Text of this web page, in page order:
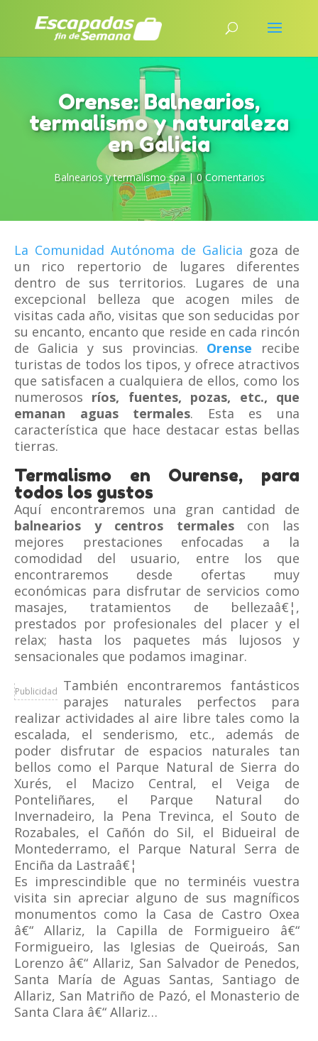
Orense: Balnearios,
termalismo y naturaleza
en Galicia
Balnearios y termalismo spa|0 Comentarios
La Comunidad Autónoma de Galicia goza de
un rico repertorio de lugares diferentes
dentro de sus territorios. Lugares de una
excepcional belleza que acogen miles de
visitas cada año, visitas que son seducidas por
su encanto, encanto que reside en cada rincón
de Galicia y sus provincias. Orense recibe
turistas de todos los tipos, y ofrece atractivos
que satisfacen a cualquiera de ellos, como los
numerosos ríos, fuentes, pozas, etc., que
emanan aguas termales. Esta es una
característica que hace destacar estas bellas
tierras.
Termalismo en Ourense, para
todos los gustos
Aquí encontraremos una gran cantidad de
balnearios y centros termales con las
mejores prestaciones enfocadas a la
comodidad del usuario, entre los que
encontraremos desde ofertas muy
económicas para disfrutar de servicios como
masajes, tratamientos de bellezaâ€¦,
prestados por profesionales del placer y el
relax; hasta los paquetes más lujosos y
sensacionales que podamos imaginar.
Publicidad También encontraremos fantásticos
parajes naturales perfectos para
realizar actividades al aire libre tales como la
escalada, el senderismo, etc., además de
poder disfrutar de espacios naturales tan
bellos como el Parque Natural de Sierra do
Xurés, el Macizo Central, el Veiga de
Ponteliñares, el Parque Natural do
Invernadeiro, la Pena Trevinca, el Souto de
Rozabales, el Cañón do Sil, el Bidueiral de
Montederramo, el Parque Natural Serra de
Enciña da Lastraâ€¦
Es imprescindible que no terminéis vuestra
visita sin apreciar alguno de sus magníficos
monumentos como la Casa de Castro Oxea
â€“ Allariz, la Capilla de Formigueiro â€“
Formigueiro, las Iglesias de Queiroás, San
Lorenzo â€“ Allariz, San Salvador de Penedos,
Santa María de Aguas Santas, Santiago de
Allariz, San Matriño de Pazó, el Monasterio de
Santa Clara â€“ Allariz…